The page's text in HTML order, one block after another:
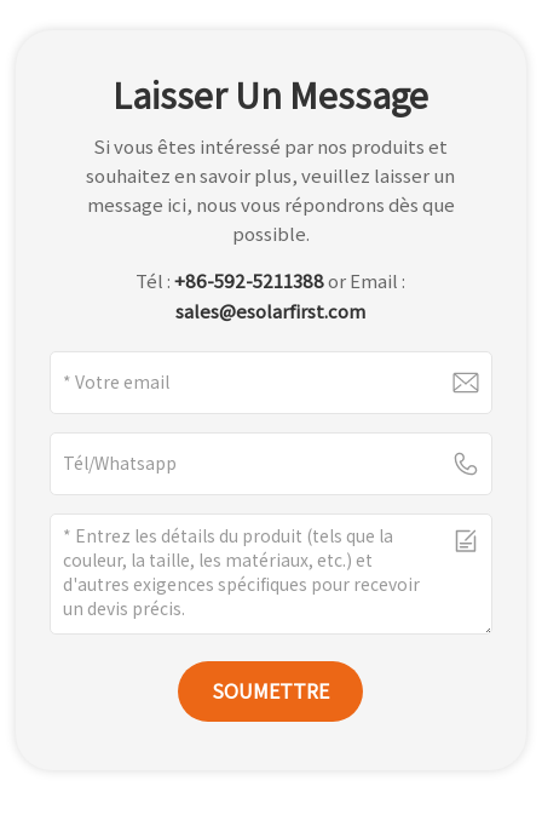
Laisser Un Message
Si vous êtes intéressé par nos produits et
souhaitez en savoir plus, veuillez laisser un
message ici, nous vous répondrons dès que
possible.
Tél :+86-592-5211388or Email :
sales@esolarfirst.com
SOUMETTRE